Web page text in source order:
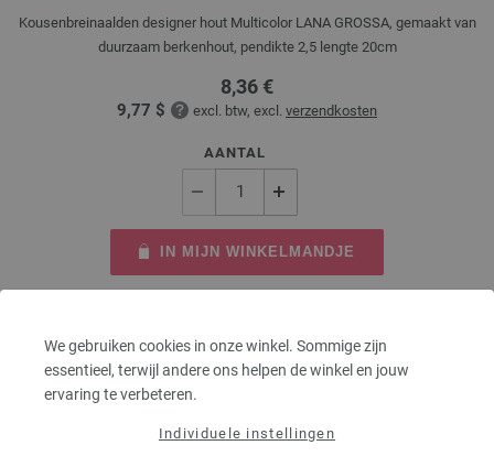
We gebruiken cookies in onze winkel. Sommige zijn
essentieel, terwijl andere ons helpen de winkel en jouw
ervaring te verbeteren.
Individuele instellingen
Kousenbreinaalden designer hout Multicolor LANA GROSSA, gemaakt van
duurzaam berkenhout, pendikte 2,5 lengte 20cm
8,36 €
9,77 $ excl. btw, excl. verzendkosten
AANTAL
IN MIJN WINKELMANDJE